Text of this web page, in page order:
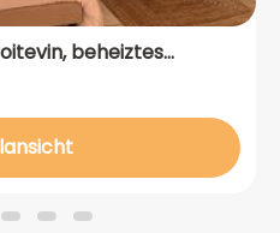
Schränke unter Einhaltung der
Kühlkette.
Für weitere Informationen
beheiztes